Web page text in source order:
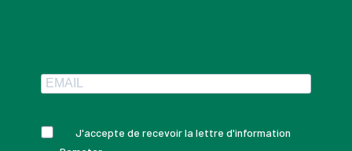
J'accepte de recevoir la lettre d'information